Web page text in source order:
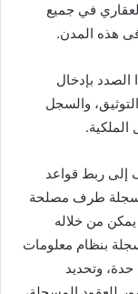
في جميع
هذه المدن.
الصدد بإدخال
والسجل
إلى ربط قواعد
المسجلة طرف مصلحة
من خلاله
بنظام معلومات
وتحديد